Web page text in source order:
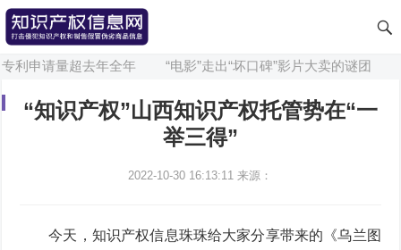
申请量超去年全年 “电影”走出“坏口碑”影片大卖的谜团
“知识产权”山西知识产权托管势在“一
举三得”
2022-10-30 16:13:11 来源：
今天，知识产权信息珠珠给大家分享带来的《乌兰图